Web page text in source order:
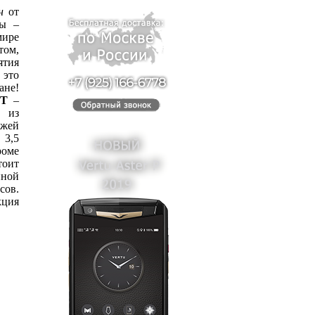
от
–
–
из
3,5